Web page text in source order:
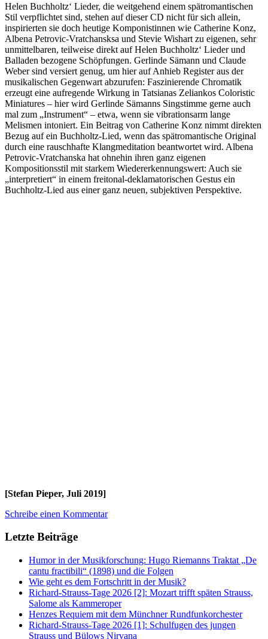
Helen Buchholtz‘ Lieder, die weitgehend einem spätromantischen
Stil verpflichtet sind, stehen auf dieser CD nicht für sich allein,
inspirierten sie doch heutige Komponistinnen wie Catherine Konz,
Albena Petrovic-Vratchansksa und Stevie Wishart zu eigenen, sehr
unmittelbaren, teilweise direkt auf Helen Buchholtz‘ Lieder und
Balladen bezogene Schöpfungen. Gerlinde Sämann und Claude
Weber sind versiert genug, um hier auf Anhieb Register aus der
musikalischen Gegenwart abzurufen: Faszinierende Chromatik
erzeugt eine aufregende Wirkung in Tatsianas Zeliankos Coloristic
Miniatures – hier wird Gerlinde Sämanns Singstimme gerne auch
mal zum „Instrument“ – etwa, wenn sie vibrationsarm lange
Melismen intoniert. Ein Beitrag von Catherine Konz nimmt direkten
Bezug auf ein Buchholtz-Lied, wenn das spätromantische Original
durch eine rauschhafte Klangmeditation beantwortet wird. Albena
Petrovic-Vratchanska hat ohnehin ihren ganz eigenen
Kompositionsstil mit starkem Wiedererkennungswert: Auch sie
„interpretiert“ in einem freitonal-deklamatorischen Gestus ein
Buchholtz-Lied aus einer ganz neuen, subjektiven Perspektive.
[Stefan Pieper, Juli 2019]
Schreibe einen Kommentar
Letzte Beiträge
Humor in der Musikforschung: Hugo Riemanns Traktat „De
cantu fractibili“ (1898) und die Folgen
Wie geht es dem Fortschritt in der Musik?
Richard-Strauss-Tage 2026 [2]: Mozart trifft späten Strauss,
Salome als Kammeroper
Henzes Requiem mit dem Münchner Rundfunkorchester
Richard-Strauss-Tage 2026 [1]: Schulfugen des jungen
Strauss und Bülows Nirvana